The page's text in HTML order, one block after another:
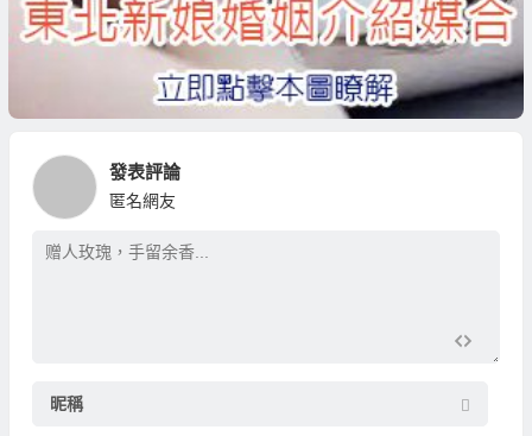
發表評論
匿名網友
昵稱